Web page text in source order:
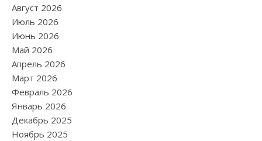
Август 2026
Июль 2026
Июнь 2026
Май 2026
Апрель 2026
Март 2026
Февраль 2026
Январь 2026
Декабрь 2025
Ноябрь 2025